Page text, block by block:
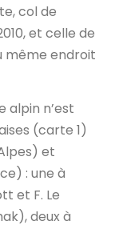
col de
et celle de
même endroit
alpin n’est
(carte 1)
et
: une à
et F. Le
deux à